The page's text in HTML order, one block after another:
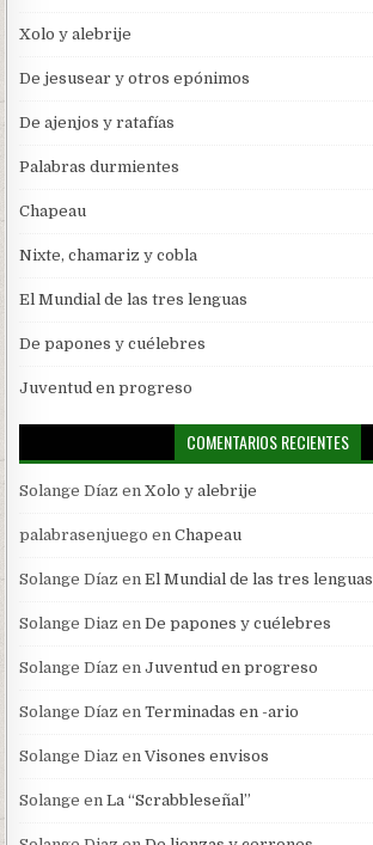
Xolo y alebrije
De jesusear y otros epónimos
De ajenjos y ratafías
Palabras durmientes
Chapeau
Nixte, chamariz y cobla
El Mundial de las tres lenguas
De papones y cuélebres
Juventud en progreso
COMENTARIOS RECIENTES
Solange Díaz enXolo y alebrije
palabrasenjuego enChapeau
Solange Díaz enEl Mundial de las tres lenguas
Solange Diaz enDe papones y cuélebres
Solange Díaz enJuventud en progreso
Solange Díaz enTerminadas en -ario
Solange Diaz enVisones envisos
Solange enLa “Scrabbleseñal”